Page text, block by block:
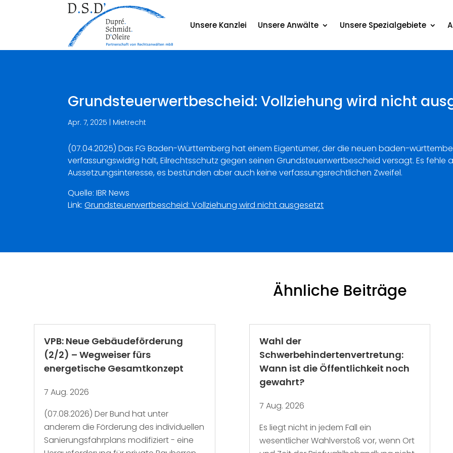
Unsere Kanzlei Unsere Anwälte Unsere Spezialgebiete
Grundsteuerwertbescheid: Vollziehung wird nicht
Apr. 7, 2025 | Mietrecht
(07.04.2025) Das FG Baden-Württemberg hat einem Eigentümer, der die neuen baden-
verfassungswidrig hält, Eilrechtsschutz gegen seinen Grundsteuerwertbescheid versagt. Es fehle
Aussetzungsinteresse, es bestünden aber auch keine verfassungsrechtlichen Zweifel.
Quelle: IBR News
Link:Grundsteuerwertbescheid: Vollziehung wird nicht ausgesetzt
Ähnliche Beiträge
VPB: Neue Gebäudeförderung
(2/2) – Wegweiser fürs
energetische Gesamtkonzept
7 Aug. 2026
(07.08.2026) Der Bund hat unter
anderem die Förderung des individuellen
Sanierungsfahrplans modifiziert - eine
Wahl der
Schwerbehindertenvertretung:
Wann ist die Öffentlichkeit noch
gewahrt?
7 Aug. 2026
Es liegt nicht in jedem Fall ein
wesentlicher Wahlverstoß vor, wenn Ort